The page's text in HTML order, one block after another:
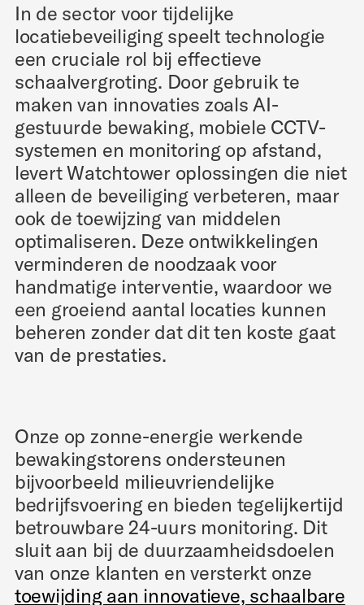
In de sector voor tijdelijke
locatiebeveiliging speelt technologie
een cruciale rol bij effectieve
schaalvergroting. Door gebruik te
maken van innovaties zoals AI-
gestuurde bewaking, mobiele CCTV-
systemen en monitoring op afstand,
levert Watchtower oplossingen die niet
alleen de beveiliging verbeteren, maar
ook de toewijzing van middelen
optimaliseren. Deze ontwikkelingen
verminderen de noodzaak voor
handmatige interventie, waardoor we
een groeiend aantal locaties kunnen
beheren zonder dat dit ten koste gaat
van de prestaties.
Onze op zonne-energie werkende
bewakingstorens ondersteunen
bijvoorbeeld milieuvriendelijke
bedrijfsvoering en bieden tegelijkertijd
betrouwbare 24-uurs monitoring. Dit
sluit aan bij de duurzaamheidsdoelen
van onze klanten en versterkt onze
toewijding aan innovatieve, schaalbare